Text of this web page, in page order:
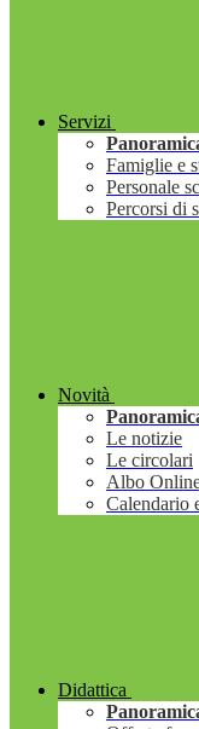
Servizi
Famiglie e
Personale
Percorsi di
Novità
Le notizie
Le circolari
Albo
Calendario
Didattica